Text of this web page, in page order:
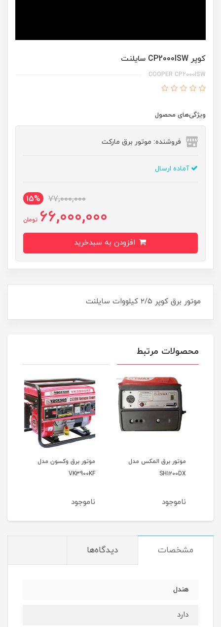
کوپر CP2000ISW سایلنت
COOPER CP2000ISW
ویژگی‌های محصول
فروشنده: موتور برق مارکت
آماده ارسال
77,000,000
15%
66,000,000 تومان
موتور برق کوپر ۲/۵ کیلووات سایلنت
محصولات مرتبط
موتور برق المکس مدل
SH1200DX
ناموجود
موتور برق وکسون مدل
VK3900KF
ناموجود
مشخصات دیدگاه‌ها
هندل
دارد